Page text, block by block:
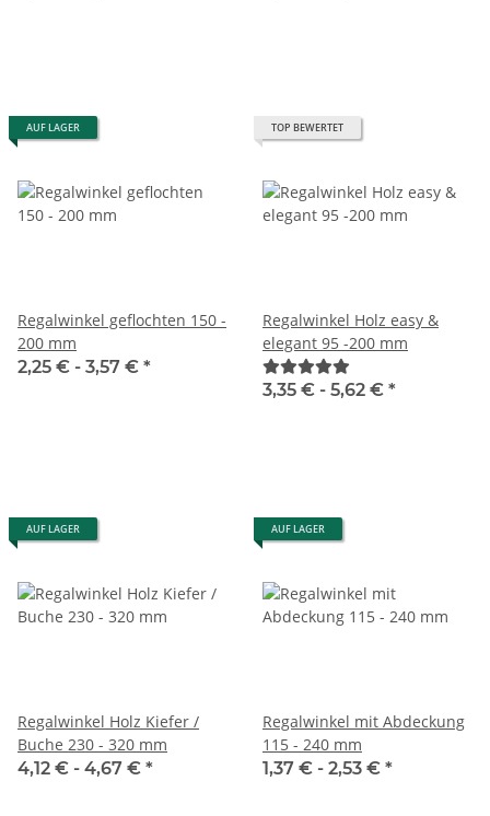
AUF LAGER
Regalwinkel geflochten 150 -
200 mm
2,25 € - 3,57 € *
TOP BEWERTET
Regalwinkel Holz easy &
elegant 95 -200 mm
3,35 € - 5,62 € *
AUF LAGER
Regalwinkel Holz Kiefer /
Buche 230 - 320 mm
4,12 € - 4,67 € *
AUF LAGER
Regalwinkel mit Abdeckung
115 - 240 mm
1,37 € - 2,53 € *